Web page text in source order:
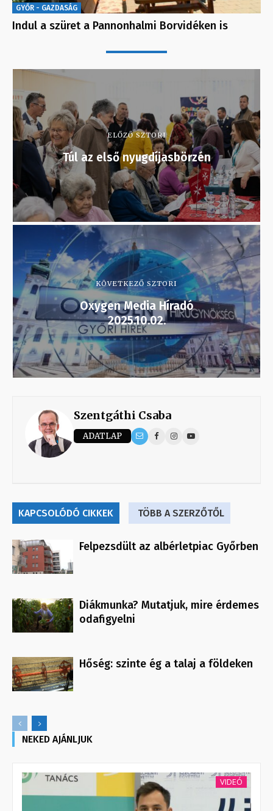
GYŐR - GAZDASÁG
Indul a szüret a Pannonhalmi Borvidéken is
ELŐZŐ SZTORI
Túl az első nyugdíjasbörzén
KÖVETKEZŐ SZTORI
Oxygen Media Híradó
2025.10.02.
Szentgáthi Csaba
ADATLAP
KAPCSOLÓDÓ CIKKEK TÖBB A SZERZŐTŐL
Felpezsdült az albérletpiac Győrben
Diákmunka? Mutatjuk, mire érdemes
odafigyelni
Hőség: szinte ég a talaj a földeken
NEKED AJÁNLJUK
VIDEÓ